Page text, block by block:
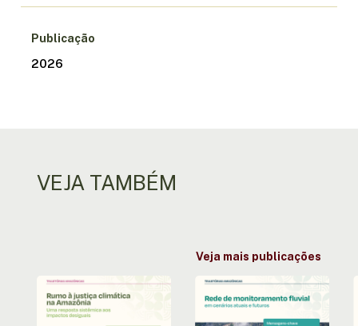
Publicação
2026
VEJA TAMBÉM
Veja mais publicações
Rumo
justiça
Rede
de
monitoramento